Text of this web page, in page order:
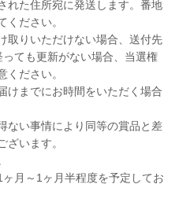
れた住所宛に発送します。番地
ください。
取りいただけない場合、送付先
ても更新がない場合、当選権
ください。
けまでにお時間をいただく場合
ない事情により同等の賞品と差
ざいます。
月～1ヶ月半程度を予定してお